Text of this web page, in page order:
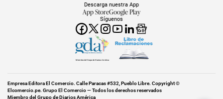
Síguenos
Descarga nuestra App
App StoreGoogle Play
Miembro del Grupo de Diarios América
Empresa Editora El Comercio. Calle Paracas #532, Pueblo Libre. Copyright ©
Elcomercio.pe. Grupo El Comercio — Todos los derechos reservados
Miembro del Grupo de Diarios América